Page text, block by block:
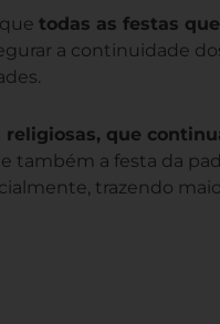
todas as festas
a continuidade
religiosas, que
também a festa da
trazendo